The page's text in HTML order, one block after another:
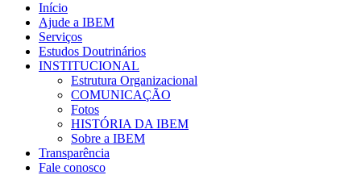
Início
Ajude a IBEM
Serviços
Estudos Doutrinários
INSTITUCIONAL
Estrutura Organizacional
COMUNICAÇÃO
Fotos
HISTÓRIA DA IBEM
Sobre a IBEM
Transparência
Fale conosco